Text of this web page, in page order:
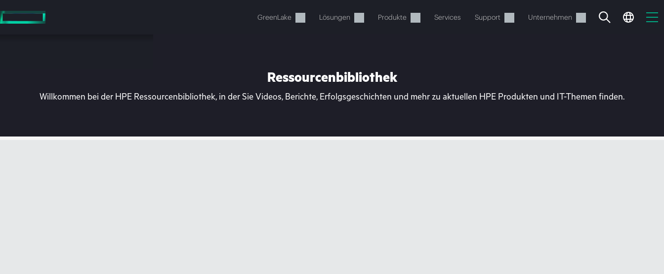
Hauptinhalt
wechseln
GreenLake Lösungen Produkte Services Support Unternehmen
Ihr Warenkorb ist aktuell leer
Ressourcenbibliothek
Willkommen bei der HPE Ressourcenbibliothek, in der Sie Videos, Berichte, Erfolgsgeschichten und mehr zu aktuellen HPE Produkten und IT-Themen finden.